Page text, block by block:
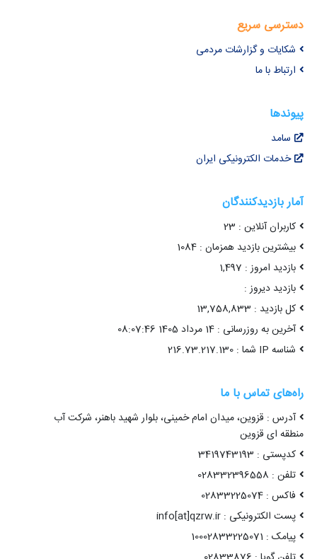
دسترسی سریع
شکایات و گزارشات مردمی
ارتباط با ما
پیوندها
سامد
خدمات الکترونیکی ایران
آمار بازدیدکنندگان
کاربران آنلاین : 23
بیشترین بازدید همزمان : 1084
بازدید امروز : 1,497
بازدید دیروز :
کل بازدید : 13,758,833
آخرین به روزرسانی : 14 مرداد 1405 08:07:46
شناسه IP شما : 216.73.217.130
راه‌های تماس با ما
آدرس : قزوین، میدان امام خمینی، بلوار شهید باهنر، شرکت آب
منطقه ای قزوین
کدپستی : 3419743193
تلفن : 028332396558
فاکس : 02833225074
پست الکترونیکی : info[at]qzrw.ir
پیامک : 10002833225071